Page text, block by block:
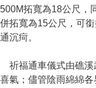
500M拓寬為18公尺，
併拓寬為15公尺，可
通沉疴。
祈福通車儀式由礁溪
喜氣；儘管陰雨綿綿各